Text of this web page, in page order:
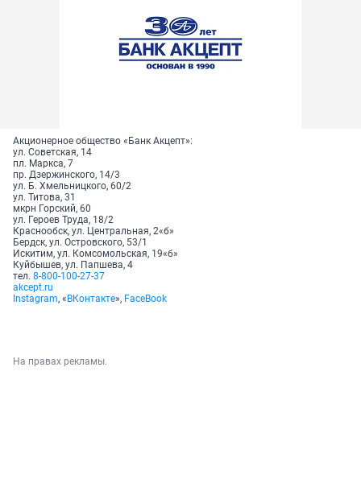
Акционерное общество «Банк Акцепт»:
ул. Советская, 14
пл. Маркса, 7
пр. Дзержинского, 14/3
ул. Б. Хмельницкого, 60/2
ул. Титова, 31
мкрн Горский, 60
ул. Героев Труда, 18/2
Краснообск, ул. Центральная, 2«б»
Бердск, ул. Островского, 53/1
Искитим, ул. Комсомольская, 19«б»
Куйбышев, ул. Папшева, 4
тел. 8-800-100-27-37
akcept.ru
Instagram, « ВКонтакте», FaceBook
На правах рекламы.